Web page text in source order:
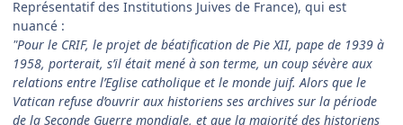
Représentatif des Institutions Juives de France), qui est
nuancé :
"Pour le CRIF, le projet de béatification de Pie XII, pape de 1939 à
1958, porterait, s’il était mené à son terme, un coup sévère aux
relations entre l’Eglise catholique et le monde juif. Alors que le
Vatican refuse d’ouvrir aux historiens ses archives sur la période
de la Seconde Guerre mondiale, et que la majorité des historiens